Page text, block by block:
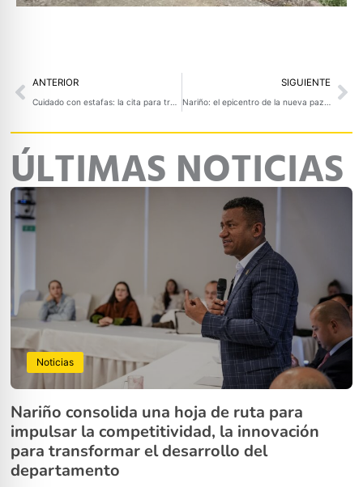
Prev
ANTERIOR SIGUIENTE
ÚLTIMAS NOTICIAS
Noticias
Nariño consolida una hoja de ruta para
impulsar la competitividad, la innovación
para transformar el desarrollo del
departamento